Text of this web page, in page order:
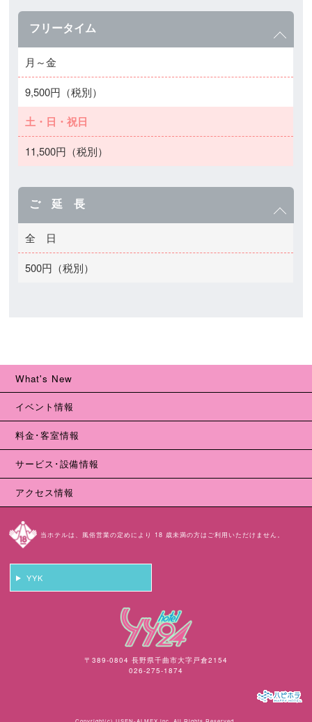
フリータイム
月～金
9,500円（税別）
土・日・祝日
11,500円（税別）
ご 延 長
全 日
500円（税別）
What's New
イベント情報
料金･客室情報
サービス･設備情報
アクセス情報
当ホテルは、風俗営業の定めにより 18 歳未満の方はご利用いただけません。
YYK
〒389-0804 長野県千曲市大字戸倉2154
026-275-1874